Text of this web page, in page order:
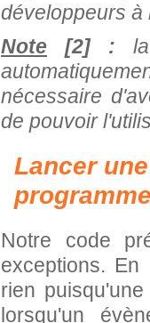
développeurs à
Note [2] :
nécessaire
de pouvoir
Lancer
Notre code
exceptions.
rien
lorsqu'un